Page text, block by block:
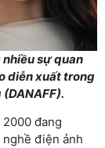
nhiều sự quan
diễn xuất trong
đang
điện ảnh